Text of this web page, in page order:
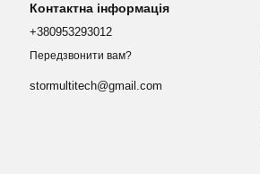
Контактна інформація
+380953293012
Передзвонити вам?
stormultitech@gmail.com